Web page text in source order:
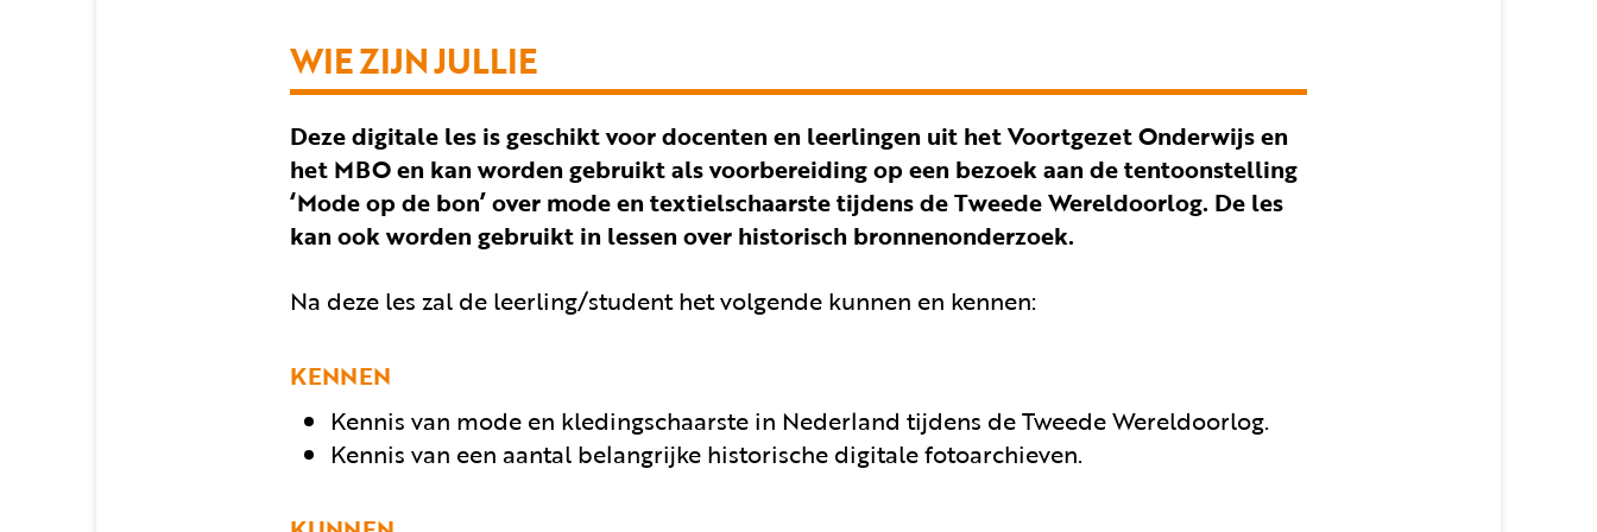
WIE ZIJN JULLIE
Deze digitale les is geschikt voor docenten en leerlingen uit het Voortgezet Onderwijs en
het MBO en kan worden gebruikt als voorbereiding op een bezoek aan de tentoonstelling
‘Mode op de bon’ over mode en textielschaarste tijdens de Tweede Wereldoorlog. De les
kan ook worden gebruikt in lessen over historisch bronnenonderzoek.
Na deze les zal de leerling/student het volgende kunnen en kennen:
KENNEN
Kennis van mode en kledingschaarste in Nederland tijdens de Tweede Wereldoorlog.
Kennis van een aantal belangrijke historische digitale fotoarchieven.